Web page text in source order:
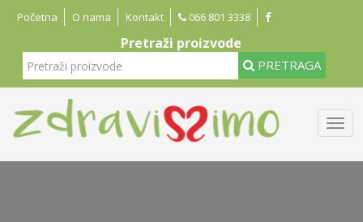
Početna O nama Kontakt 066 801 3338
Pretraži proizvode
PRETRAGA